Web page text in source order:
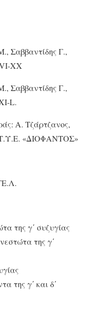
Σαββαντίδης Γ.,
XX
Σαββαντίδης Γ.,
L.
Α. Τζάρτζανος,
«ΔΙΟΦΑΝΤΟΣ»
της γ΄ συζυγίας
της γ΄
της γ΄ και δ΄